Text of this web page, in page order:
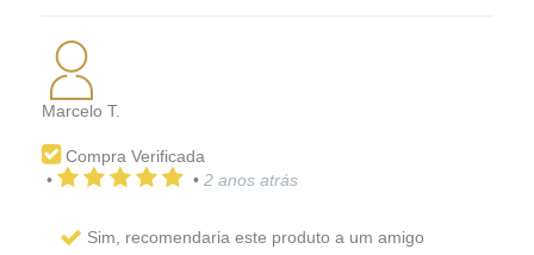
Marcelo T.
Compra Verificada
•
• 2 anos atrás
Sim, recomendaria este produto a um amigo